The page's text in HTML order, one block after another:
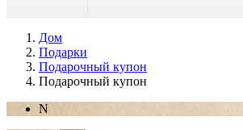
Дом
Подарки
Подарочный купон
Подарочный купон
N